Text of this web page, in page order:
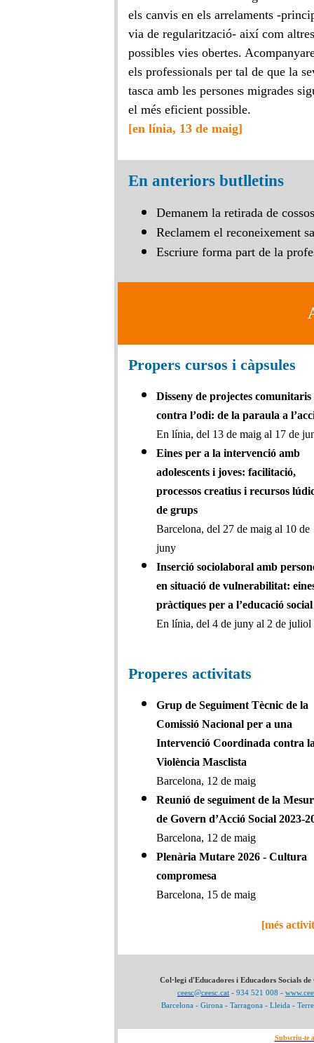
els canvis en els arrelaments -
via de regularització- així com altres
possibles vies obertes.
els professionals per tal de que la
tasca amb les persones migrades
el més eficient possible.
[en línia, 13 de maig]
En anteriors butlletins
Demanem la retirada de
Reclamem el reconeixement
Escriure forma part de la
Propers cursos i càpsules
Disseny de projectes comunitaris
contra l’odi: de la paraula a
En línia, del 13 de maig al 17 de
Eines per a la intervenció amb
adolescents i joves: facilitació,
processos creatius i recursos
de grups
Barcelona, del 27 de maig al 10 de
juny
Inserció sociolaboral amb
en situació de vulnerabilitat:
pràctiques per a l’educació social
En línia, del 4 de juny al 2 de juliol
Properes activitats
Grup de Seguiment Tècnic de la
Comissió Nacional per a una
Intervenció Coordinada contra
Violència Masclista
Barcelona, 12 de maig
Reunió de seguiment de la
de Govern d’Acció Social 2023-
Barcelona, 12 de maig
Plenària Mutare 2026 - Cultura
compromesa
Barcelona, 15 de maig
[més
Col·legi d'Educadores i Educadors Socials
ceesc@ceesc.cat - 934 521 008 -
Barcelona - Girona - Tarragona - Lleida -
Subscriu-te